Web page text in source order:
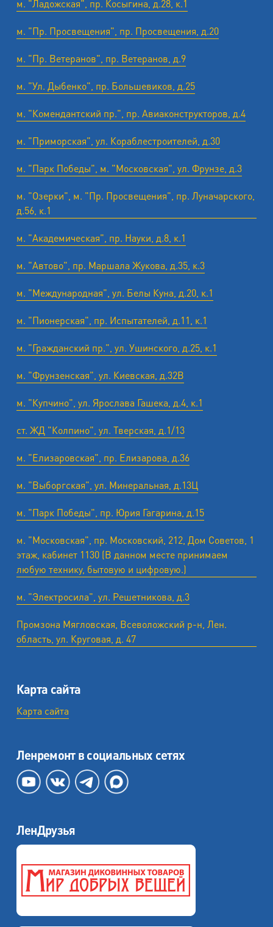
м. "Ладожская", пр. Косыгина, д.28, к.1
м. "Пр. Просвещения", пр. Просвещения, д.20
м. "Пр. Ветеранов", пр. Ветеранов, д.9
м. "Ул. Дыбенко", пр. Большевиков, д.25
м. "Комендантский пр.", пр. Авиаконструкторов, д.4
м. "Приморская", ул. Кораблестроителей, д.30
м. "Парк Победы", м. "Московская", ул. Фрунзе, д.3
м. "Озерки", м. "Пр. Просвещения", пр. Луначарского,
д.56, к.1
м. "Академическая", пр. Науки, д.8, к.1
м. "Автово", пр. Маршала Жукова, д.35, к.3
м. "Международная", ул. Белы Куна, д.20, к.1
м. "Пионерская", пр. Испытателей, д.11, к.1
м. "Гражданский пр.", ул. Ушинского, д.25, к.1
м. "Фрунзенская", ул. Киевская, д.32В
м. "Купчино", ул. Ярослава Гашека, д.4, к.1
ст. ЖД "Колпино", ул. Тверская, д.1/13
м. "Елизаровская", пр. Елизарова, д.36
м. "Выборгская", ул. Минеральная, д.13Ц
м. "Парк Победы", пр. Юрия Гагарина, д.15
м. "Московская", пр. Московский, 212, Дом Советов, 1
этаж, кабинет 1130 (В данном месте принимаем
любую технику, бытовую и цифровую.)
м. "Электросила", ул. Решетникова, д.3
Промзона Мягловская, Всеволожский р-н, Лен.
область, ул. ​Круговая, д. 47
Карта сайта
Карта сайта
Ленремонт в социальных сетях
ЛенДрузья